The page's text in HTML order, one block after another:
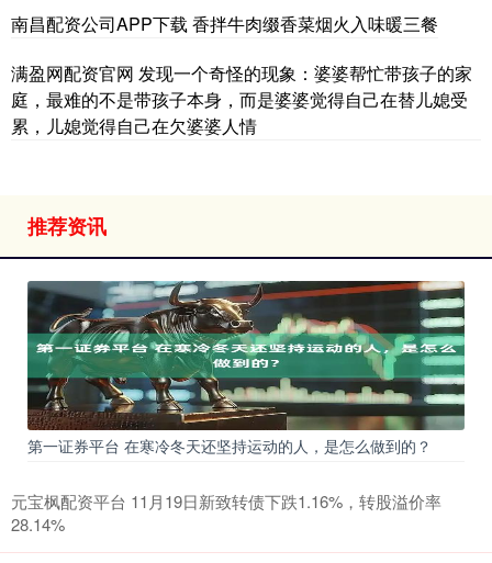
南昌配资公司APP下载 香拌牛肉缀香菜烟火入味暖三餐
满盈网配资官网 发现一个奇怪的现象：婆婆帮忙带孩子的家
庭，最难的不是带孩子本身，而是婆婆觉得自己在替儿媳受
累，儿媳觉得自己在欠婆婆人情
推荐资讯
第一证券平台 在寒冷冬天还坚持运动的人，是怎么做到的？
元宝枫配资平台 11月19日新致转债下跌1.16%，转股溢价率
28.14%